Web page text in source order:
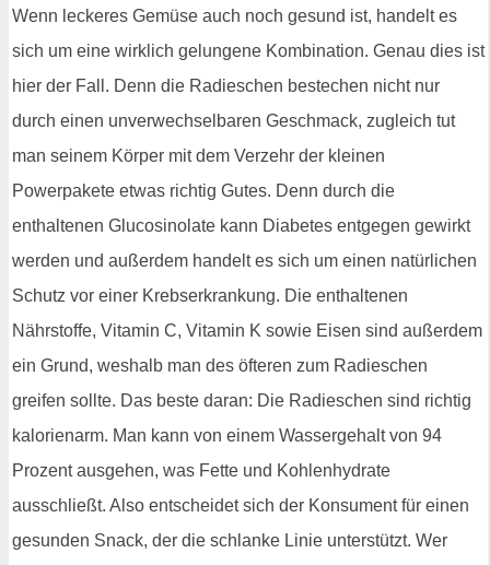
Wenn leckeres Gemüse auch noch gesund ist, handelt es
sich um eine wirklich gelungene Kombination. Genau dies ist
hier der Fall. Denn die Radieschen bestechen nicht nur
durch einen unverwechselbaren Geschmack, zugleich tut
man seinem Körper mit dem Verzehr der kleinen
Powerpakete etwas richtig Gutes. Denn durch die
enthaltenen Glucosinolate kann Diabetes entgegen gewirkt
werden und außerdem handelt es sich um einen natürlichen
Schutz vor einer Krebserkrankung. Die enthaltenen
Nährstoffe, Vitamin C, Vitamin K sowie Eisen sind außerdem
ein Grund, weshalb man des öfteren zum Radieschen
greifen sollte. Das beste daran: Die Radieschen sind richtig
kalorienarm. Man kann von einem Wassergehalt von 94
Prozent ausgehen, was Fette und Kohlenhydrate
ausschließt. Also entscheidet sich der Konsument für einen
gesunden Snack, der die schlanke Linie unterstützt. Wer